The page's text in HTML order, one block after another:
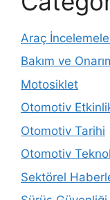
Araç
Bakım ve
Motosiklet
Otomotiv
Otomotiv Tarihi
Otomotiv
Sektörel